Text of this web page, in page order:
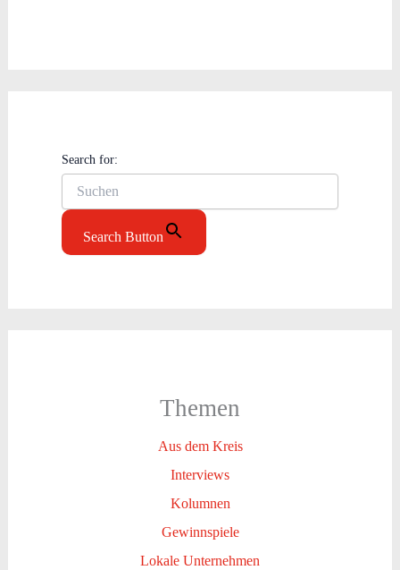
Search for:
Search Button
Themen
Aus dem Kreis
Interviews
Kolumnen
Gewinnspiele
Lokale Unternehmen